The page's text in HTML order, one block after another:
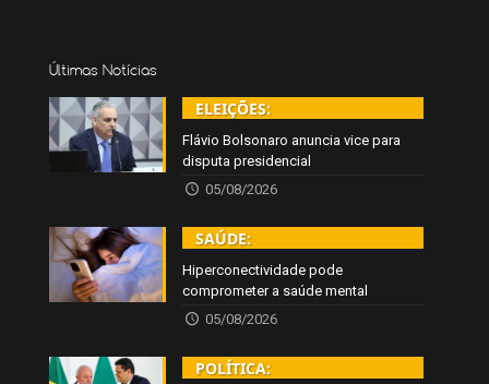
Últimas Notícias
ELEIÇÕES:
Flávio Bolsonaro anuncia vice para
disputa presidencial
05/08/2026
SAÚDE:
Hiperconectividade pode
comprometer a saúde mental
05/08/2026
POLÍTICA: